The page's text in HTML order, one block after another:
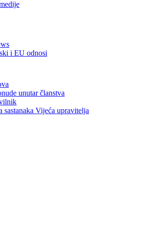
i EU odnosi
unutar članstva
sastanaka Vijeća upravitelja